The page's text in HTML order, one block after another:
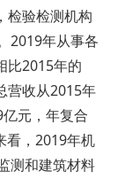
检验检测机构
2019年从事各
比2015年的
营收从2015年
元，年复合
看，2019年机
测和建筑材料